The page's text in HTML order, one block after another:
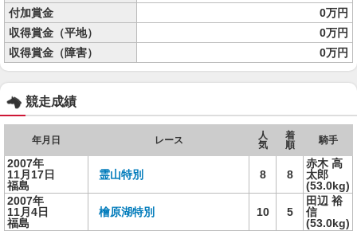
付加賞金
0万円
収得賞金（平地）
0万円
収得賞金（障害）
0万円
競走成績
年月日 レース
人
気
着
順
騎手
2007年
11月17日
福島
霊山特別 8 8
赤木 高
太郎
(53.0kg)
2007年
11月4日
福島
檜原湖特別 10 5
田辺 裕
信
(53.0kg)